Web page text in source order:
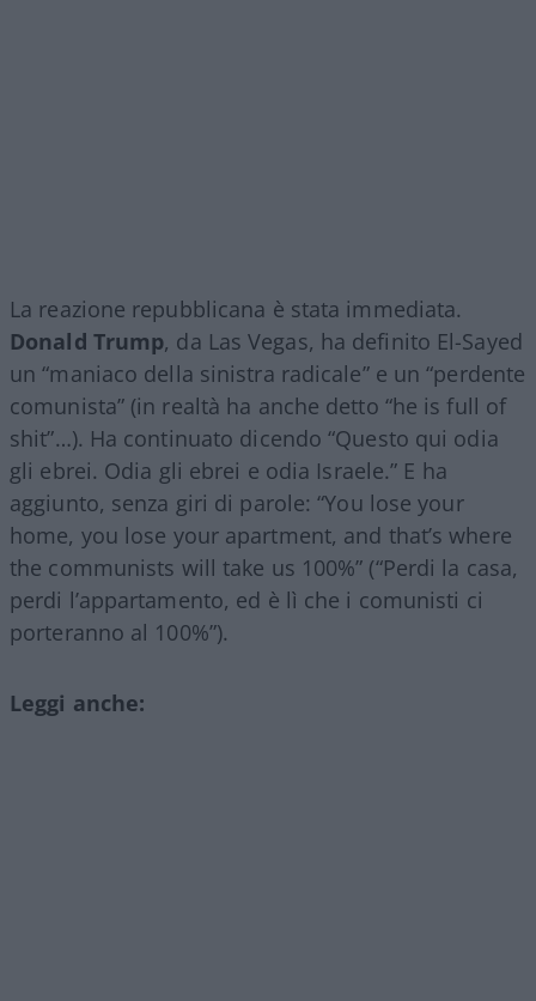
La reazione repubblicana è stata immediata.
Donald Trump, da Las Vegas, ha definito El-Sayed
un “maniaco della sinistra radicale” e un “perdente
comunista” (in realtà ha anche detto “he is full of
shit”…). Ha continuato dicendo “Questo qui odia
gli ebrei. Odia gli ebrei e odia Israele.” E ha
aggiunto, senza giri di parole: “You lose your
home, you lose your apartment, and that’s where
the communists will take us 100%” (“Perdi la casa,
perdi l’appartamento, ed è lì che i comunisti ci
porteranno al 100%”).
Leggi anche: